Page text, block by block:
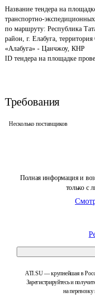
Полная информация и
только с
ATI.SU — крупнейшая в
Зарегистрируйтесь и
на перевозку
Название тендера на
транспортно-
по маршруту: Республика
район, г. Елабуга,
«Алабуга» - Цанчжоу, КНР
ID тендера на площадке
Требования
Несколько поставщиков